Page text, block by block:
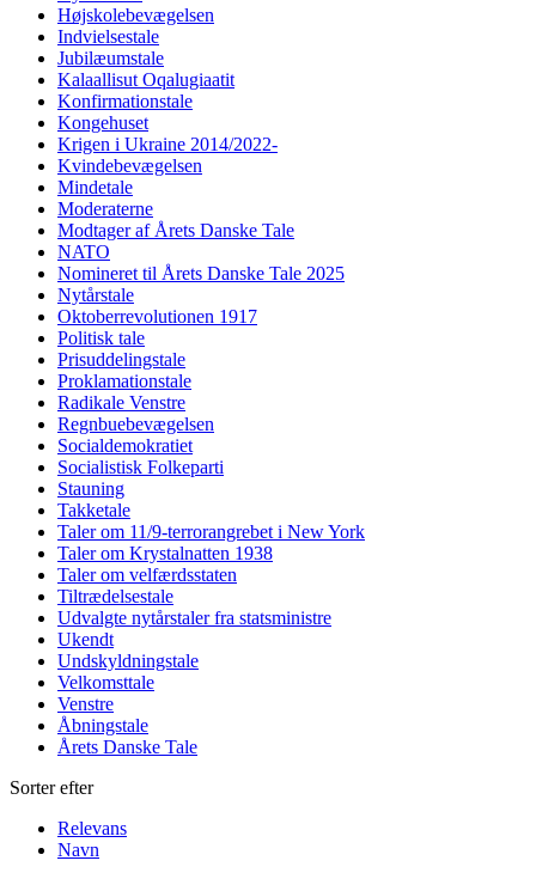
Højskolebevægelsen
Indvielsestale
Jubilæumstale
Kalaallisut Oqalugiaatit
Konfirmationstale
Kongehuset
Krigen i Ukraine 2014/2022-
Kvindebevægelsen
Mindetale
Moderaterne
Modtager af Årets Danske Tale
NATO
Nomineret til Årets Danske Tale 2025
Nytårstale
Oktoberrevolutionen 1917
Politisk tale
Prisuddelingstale
Proklamationstale
Radikale Venstre
Regnbuebevægelsen
Socialdemokratiet
Socialistisk Folkeparti
Stauning
Takketale
Taler om 11/9-terrorangrebet i New York
Taler om Krystalnatten 1938
Taler om velfærdsstaten
Tiltrædelsestale
Udvalgte nytårstaler fra statsministre
Ukendt
Undskyldningstale
Velkomsttale
Venstre
Åbningstale
Årets Danske Tale
Sorter efter
Relevans
Navn